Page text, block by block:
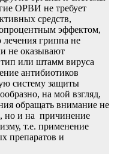
ОРВИ не требует
средств,
эффектом,
гриппа не
не оказывают
или штамм вируса
антибиотиков
систему защиты
на мой взгляд,
обращать внимание не
но и на причинение
т.е. применение
препаратов и